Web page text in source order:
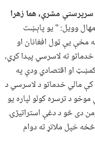
سرپرستې مشرې، هما زهرا
مهال وویل: " یو پاېښت
مخې یې ټول افغانان او
ته لاسرسي پيدا کړي،
او اقتصادي ودې په
کې مالي خدماتو د لاسرسي د
د ترسره کولو لپاره یو
دی څو د دغې استراتیژۍ
خپل ملاتړ ته دوام